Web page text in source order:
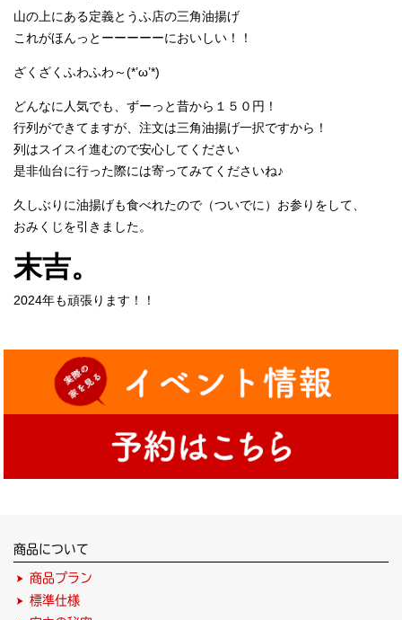
山の上にある定義とうふ店の三角油揚げ
これがほんっとーーーーーにおいしい！！
ざくざくふわふわ～(*’ω’*)
どんなに人気でも、ずーっと昔から１５０円！
行列ができてますが、注文は三角油揚げ一択ですから！
列はスイスイ進むので安心してください
是非仙台に行った際には寄ってみてくださいね♪
久しぶりに油揚げも食べれたので（ついでに）お参りをして、
おみくじを引きました。
末吉。
2024年も頑張ります！！
商品について
商品プラン
標準仕様